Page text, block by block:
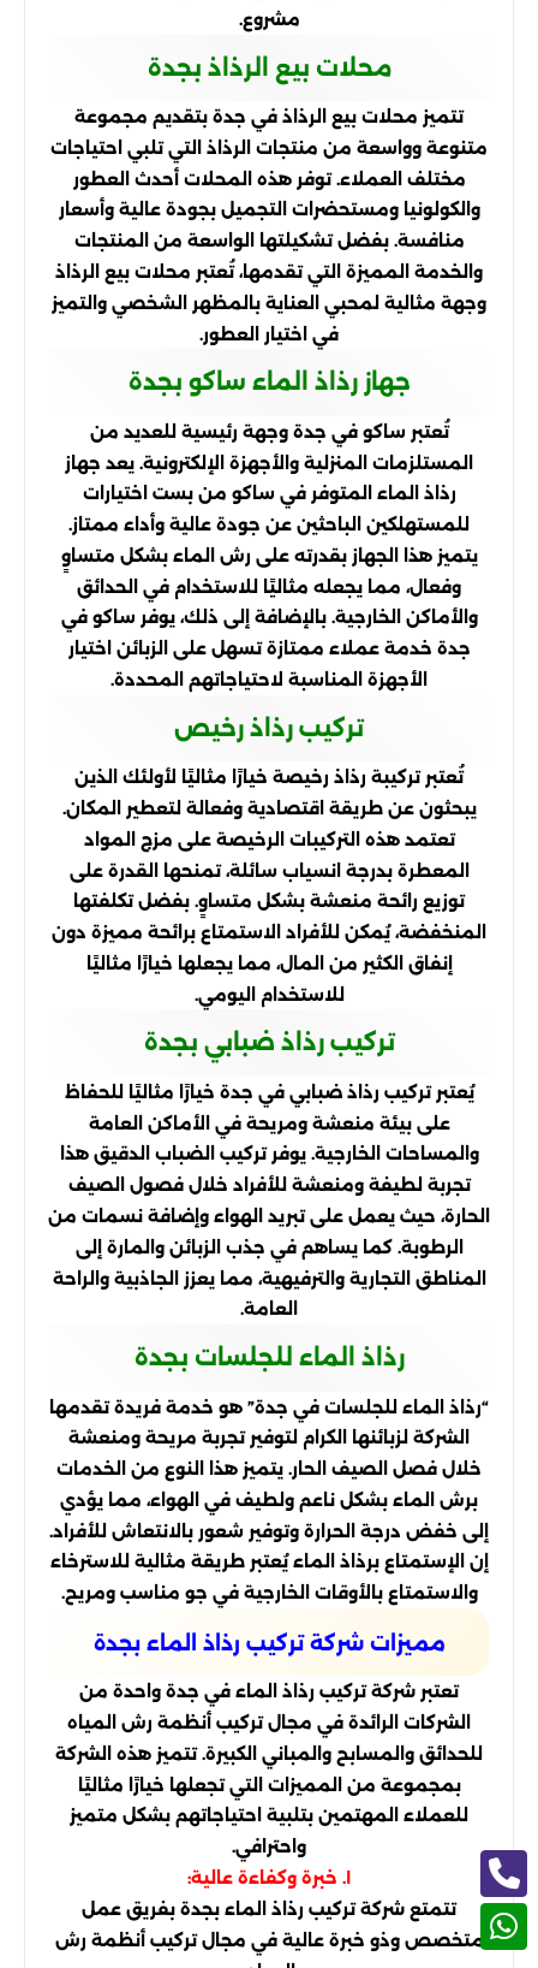
مشروع.
محلات بيع الرذاذ بجدة
تتميز محلات بيع الرذاذ في جدة بتقديم مجموعة
متنوعة وواسعة من منتجات الرذاذ التي تلبي احتياجات
مختلف العملاء. توفر هذه المحلات أحدث العطور
والكولونيا ومستحضرات التجميل بجودة عالية وأسعار
منافسة. بفضل تشكيلتها الواسعة من المنتجات
والخدمة المميزة التي تقدمها، تُعتبر محلات بيع الرذاذ
وجهة مثالية لمحبي العناية بالمظهر الشخصي والتميز
في اختيار العطور.
جهاز رذاذ الماء ساكو بجدة
تُعتبر ساكو في جدة وجهة رئيسية للعديد من
المستلزمات المنزلية والأجهزة الإلكترونية. يعد جهاز
رذاذ الماء المتوفر في ساكو من بست اختيارات
للمستهلكين الباحثين عن جودة عالية وأداء ممتاز.
يتميز هذا الجهاز بقدرته على رش الماء بشكل متساوٍ
وفعال، مما يجعله مثاليًا للاستخدام في الحدائق
والأماكن الخارجية. بالإضافة إلى ذلك، يوفر ساكو في
جدة خدمة عملاء ممتازة تسهل على الزبائن اختيار
الأجهزة المناسبة لاحتياجاتهم المحددة.
تركيب رذاذ رخيص
تُعتبر تركيبة رذاذ رخيصة خيارًا مثاليًا لأولئك الذين
يبحثون عن طريقة اقتصادية وفعالة لتعطير المكان.
تعتمد هذه التركيبات الرخيصة على مزج المواد
المعطرة بدرجة انسياب سائلة، تمنحها القدرة على
توزيع رائحة منعشة بشكل متساوٍ. بفضل تكلفتها
المنخفضة، يُمكن للأفراد الاستمتاع برائحة مميزة دون
إنفاق الكثير من المال، مما يجعلها خيارًا مثاليًا
للاستخدام اليومي.
تركيب رذاذ ضبابي بجدة
يُعتبر تركيب رذاذ ضبابي في جدة خيارًا مثاليًا للحفاظ
على بيئة منعشة ومريحة في الأماكن العامة
والمساحات الخارجية. يوفر تركيب الضباب الدقيق هذا
تجربة لطيفة ومنعشة للأفراد خلال فصول الصيف
الحارة، حيث يعمل على تبريد الهواء وإضافة نسمات من
الرطوبة. كما يساهم في جذب الزبائن والمارة إلى
المناطق التجارية والترفيهية، مما يعزز الجاذبية والراحة
العامة.
رذاذ الماء للجلسات بجدة
“رذاذ الماء للجلسات في جدة” هو خدمة فريدة تقدمها
الشركة لزبائنها الكرام لتوفير تجربة مريحة ومنعشة
خلال فصل الصيف الحار. يتميز هذا النوع من الخدمات
برش الماء بشكل ناعم ولطيف في الهواء، مما يؤدي
إلى خفض درجة الحرارة وتوفير شعور بالانتعاش للأفراد.
إن الإستمتاع برذاذ الماء يُعتبر طريقة مثالية للاسترخاء
والاستمتاع بالأوقات الخارجية في جو مناسب ومريح.
مميزات شركة تركيب رذاذ الماء بجدة
تعتبر شركة تركيب رذاذ الماء في جدة واحدة من
الشركات الرائدة في مجال تركيب أنظمة رش المياه
للحدائق والمسابح والمباني الكبيرة. تتميز هذه الشركة
بمجموعة من المميزات التي تجعلها خيارًا مثاليًا
للعملاء المهتمين بتلبية احتياجاتهم بشكل متميز
واحترافي.
١. خبرة وكفاءة عالية:
تتمتع شركة تركيب رذاذ الماء بجدة بفريق عمل
متخصص وذو خبرة عالية في مجال تركيب أنظمة رش